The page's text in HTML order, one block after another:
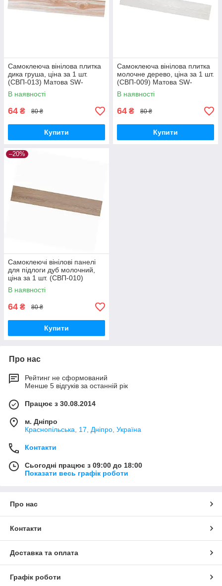
Самоклеюча вінілова плитка
дика груша, ціна за 1 шт.
(СВП-013) Матова SW-
00001132
В наявності
64 ₴ 80 ₴
Купити
Самоклеюча вінілова плитка
молочне дерево, ціна за 1 шт.
(СВП-009) Матова SW-
00000287
В наявності
64 ₴ 80 ₴
Купити
–20%
Самоклеючі вінілові панелі
для підлоги дуб молочний,
ціна за 1 шт. (СВП-010)
Матова SW-00001129
В наявності
64 ₴ 80 ₴
Купити
Про нас
Рейтинг не сформований
Менше 5 відгуків за останній рік
Працює з 30.08.2014
м. Дніпро
Краснопільська, 17, Дніпро, Україна
Контакти
Сьогодні працює з 09:00 до 18:00
Показати весь графік роботи
Про нас
Контакти
Доставка та оплата
Графік роботи